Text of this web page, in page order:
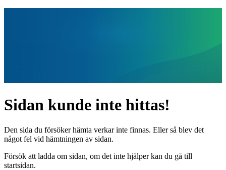
Sidan kunde inte hittas!
Den sida du försöker hämta verkar inte finnas. Eller så blev det
något fel vid hämtningen av sidan.
Försök att ladda om sidan, om det inte hjälper kan du gå till
startsidan.